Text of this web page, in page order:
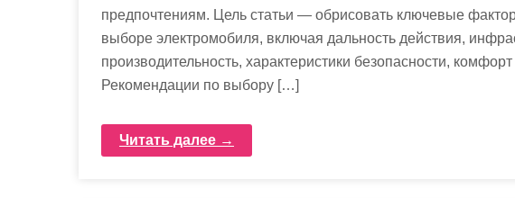
предпочтениям. Цель статьи — обрисовать ключевые
выборе электромобиля, включая дальность действия,
производительность, характеристики безопасности,
Рекомендации по выбору […]
Читать далее →